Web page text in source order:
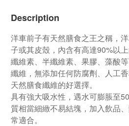
Description
洋車前子有天然膳食之王之稱，
子或其皮殼，內含有高達90%以
纖維素、半纖維素、果膠、藻酸
纖維，無添加任何防腐劑、人工
天然膳食纖維的好選擇。
具有強大吸水性，遇水可膨脹至
質相當細緻不易結塊，加入飲品
常適合。